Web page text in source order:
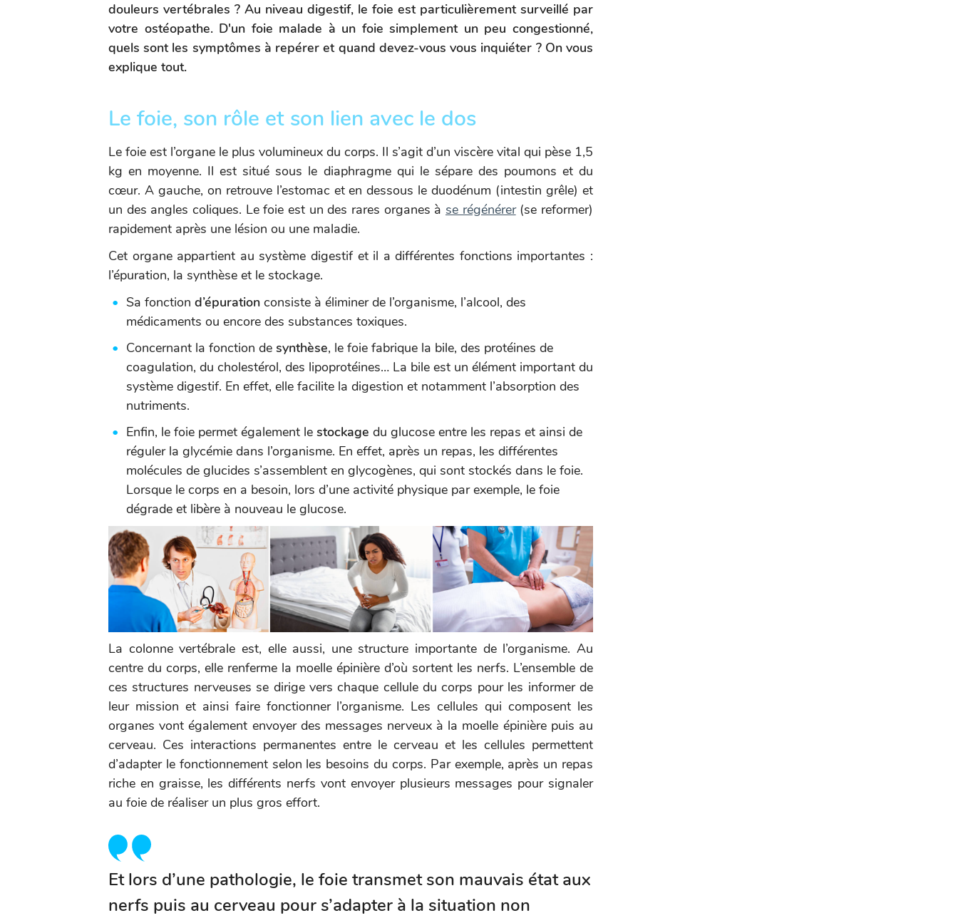
douleurs vertébrales ? Au niveau digestif, le foie est particulièrement surveillé par
votre ostéopathe. D'un foie malade à un foie simplement un peu congestionné,
quels sont les symptômes à repérer et quand devez-vous vous inquiéter ? On vous
explique tout.
Le foie, son rôle et son lien avec le dos
Le foie est l’organe le plus volumineux du corps. Il s’agit d’un viscère vital qui pèse 1,5
kg en moyenne. Il est situé sous le diaphragme qui le sépare des poumons et du
cœur. A gauche, on retrouve l’estomac et en dessous le duodénum (intestin grêle) et
un des angles coliques. Le foie est un des rares organes à se régénérer(se reformer)
rapidement après une lésion ou une maladie.
Cet organe appartient au système digestif et il a différentes fonctions importantes :
l’épuration, la synthèse et le stockage.
Sa fonction d’épuration consiste à éliminer de l’organisme, l’alcool, des
médicaments ou encore des substances toxiques.
Concernant la fonction de synthèse, le foie fabrique la bile, des protéines de
coagulation, du cholestérol, des lipoprotéines… La bile est un élément important du
système digestif. En effet, elle facilite la digestion et notamment l’absorption des
nutriments.
Enfin, le foie permet également le stockage du glucose entre les repas et ainsi de
réguler la glycémie dans l’organisme. En effet, après un repas, les différentes
molécules de glucides s’assemblent en glycogènes, qui sont stockés dans le foie.
Lorsque le corps en a besoin, lors d’une activité physique par exemple, le foie
dégrade et libère à nouveau le glucose.
La colonne vertébrale est, elle aussi, une structure importante de l’organisme. Au
centre du corps, elle renferme la moelle épinière d’où sortent les nerfs. L’ensemble de
ces structures nerveuses se dirige vers chaque cellule du corps pour les informer de
leur mission et ainsi faire fonctionner l’organisme. Les cellules qui composent les
organes vont également envoyer des messages nerveux à la moelle épinière puis au
cerveau. Ces interactions permanentes entre le cerveau et les cellules permettent
d’adapter le fonctionnement selon les besoins du corps. Par exemple, après un repas
riche en graisse, les différents nerfs vont envoyer plusieurs messages pour signaler
au foie de réaliser un plus gros effort.
Et lors d’une pathologie, le foie transmet son mauvais état aux
nerfs puis au cerveau pour s’adapter à la situation non